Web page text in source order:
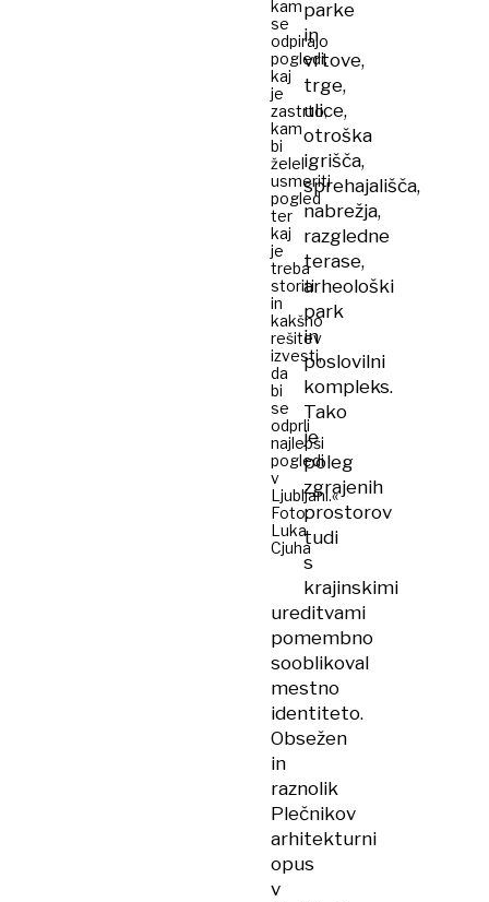
kam
se
odpirajo
pogledi,
kaj
je
zastrto,
kam
bi
želel
usmeriti
pogled
ter
kaj
je
treba
storiti
in
kakšno
rešitev
izvesti,
da
bi
se
odprli
najlepši
pogledi
v
Ljubljani.«
Foto:
Luka
Cjuha
parke
in
vrtove,
trge,
ulice,
otroška
igrišča,
sprehajališča,
nabrežja,
razgledne
terase,
arheološki
park
in
poslovilni
kompleks.
Tako
je
poleg
zgrajenih
prostorov
tudi
s
krajinskimi
ureditvami
pomembno
sooblikoval
mestno
identiteto.
Obsežen
in
raznolik
Plečnikov
arhitekturni
opus
v